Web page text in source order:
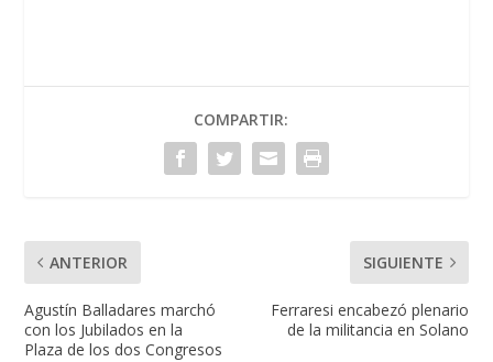
COMPARTIR:
ANTERIOR
Agustín Balladares marchó
con los Jubilados en la
Plaza de los dos Congresos
SIGUIENTE
Ferraresi encabezó plenario
de la militancia en Solano